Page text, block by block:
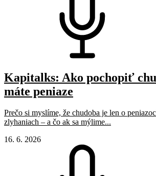
Kapitalks: Ako pochopiť
máte peniaze
Prečo si myslíme, že chudoba je len o
zlyhaniach – a čo ak sa mýlime...
16. 6. 2026